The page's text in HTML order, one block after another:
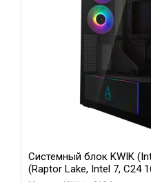
Системный блок KWIK
(Raptor Lake, Intel 7, C24